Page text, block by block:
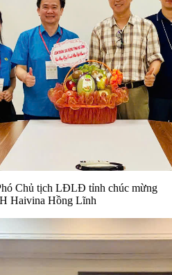
Chủ tịch LĐLĐ tỉnh chúc mừng
Haivina Hồng Lĩnh